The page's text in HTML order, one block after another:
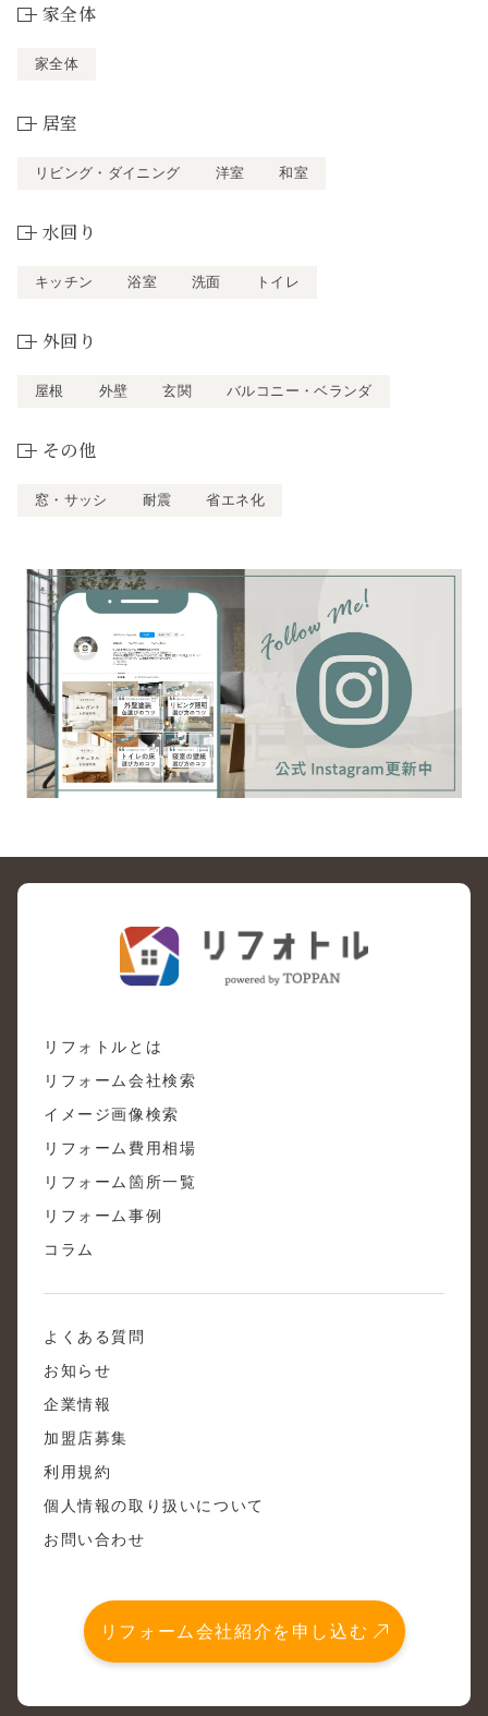
家全体
家全体
居室
リビング・ダイニング 洋室 和室
水回り
キッチン 浴室 洗面 トイレ
外回り
屋根 外壁 玄関 バルコニー・ベランダ
その他
窓・サッシ 耐震 省エネ化
リフォトルとは
リフォーム会社検索
イメージ画像検索
リフォーム費用相場
リフォーム箇所一覧
リフォーム事例
コラム
よくある質問
お知らせ
企業情報
加盟店募集
利用規約
個人情報の取り扱いについて
お問い合わせ
リフォーム会社紹介を申し込む